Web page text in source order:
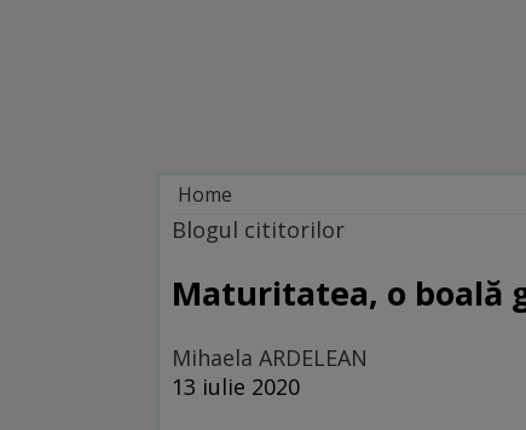
Home
Blogul cititorilor
Blogul cititorilor
Maturitatea, o boală
Mihaela ARDELEAN
13 iulie 2020